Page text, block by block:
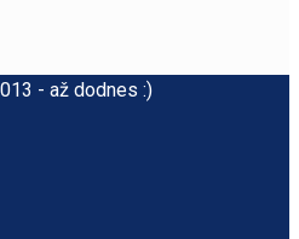
- až dodnes :)